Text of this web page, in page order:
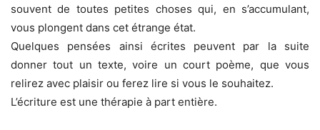
souvent de toutes petites choses qui, en s’accumulant,
vous plongent dans cet étrange état.
Quelques pensées ainsi écrites peuvent par la suite
donner tout un texte, voire un court poème, que vous
relirez avec plaisir ou ferez lire si vous le souhaitez.
L’écriture est une thérapie à part entière.